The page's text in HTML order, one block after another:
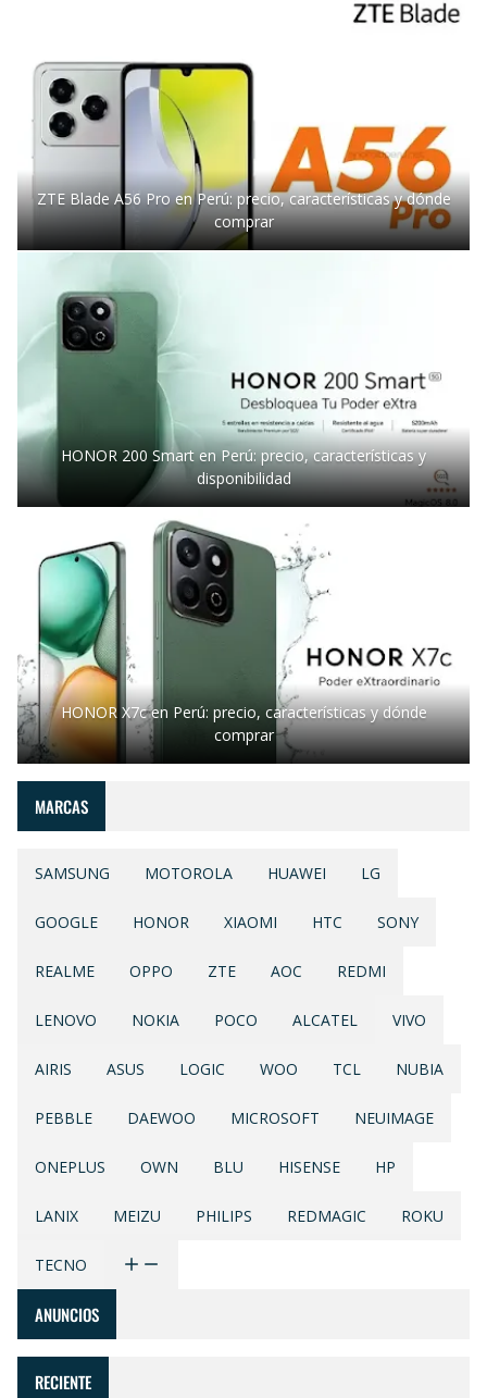
ZTE Blade A56 Pro en Perú: precio, características y dónde
comprar
HONOR 200 Smart en Perú: precio, características y
disponibilidad
HONOR X7c en Perú: precio, características y dónde
comprar
MARCAS
SAMSUNG MOTOROLA HUAWEI LG
GOOGLE HONOR XIAOMI HTC SONY
REALME OPPO ZTE AOC REDMI
LENOVO NOKIA POCO ALCATEL VIVO
AIRIS ASUS LOGIC WOO TCL NUBIA
PEBBLE DAEWOO MICROSOFT NEUIMAGE
ONEPLUS OWN BLU HISENSE HP
LANIX MEIZU PHILIPS REDMAGIC ROKU
TECNO
ANUNCIOS
RECIENTE